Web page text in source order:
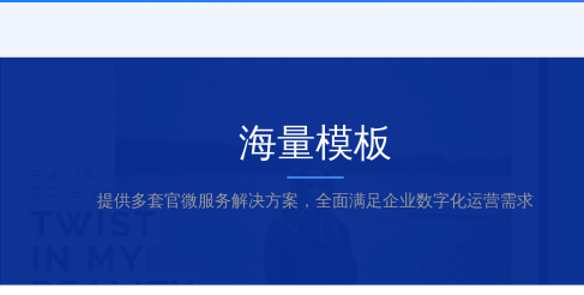
海量模板
提供多套官微服务解决方案，全面满足企业数字化运营需求